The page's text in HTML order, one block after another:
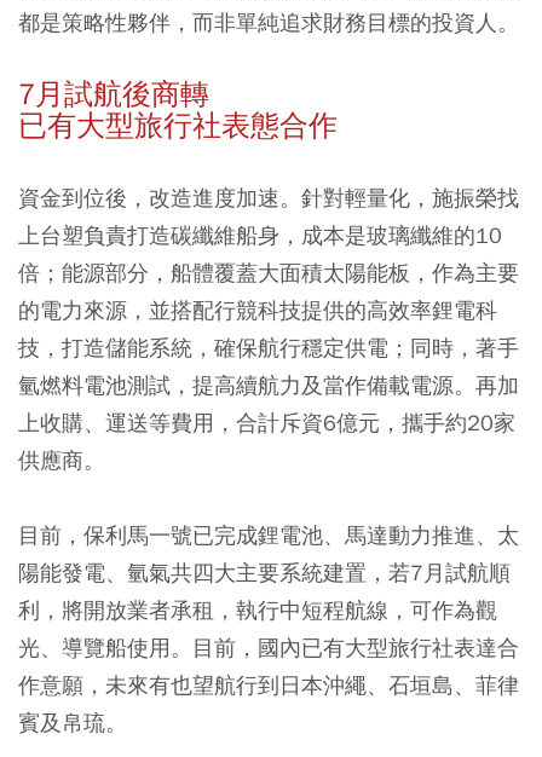
都是策略性夥伴，而非單純追求財務目標的投資人。
7月試航後商轉
已有大型旅行社表態合作
資金到位後，改造進度加速。針對輕量化，施振榮找
上台塑負責打造碳纖維船身，成本是玻璃纖維的10
倍；能源部分，船體覆蓋大面積太陽能板，作為主要
的電力來源，並搭配行競科技提供的高效率鋰電科
技，打造儲能系統，確保航行穩定供電；同時，著手
氫燃料電池測試，提高續航力及當作備載電源。再加
上收購、運送等費用，合計斥資6億元，攜手約20家
供應商。
目前，保利馬一號已完成鋰電池、馬達動力推進、太
陽能發電、氫氣共四大主要系統建置，若7月試航順
利，將開放業者承租，執行中短程航線，可作為觀
光、導覽船使用。目前，國內已有大型旅行社表達合
作意願，未來有也望航行到日本沖繩、石垣島、菲律
賓及帛琉。